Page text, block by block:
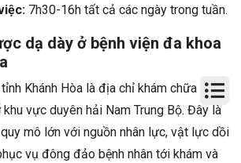
7h30-16h tất cả các ngày trong tuần.
dạ dày ở bệnh viện đa khoa
Khánh Hòa là địa chỉ khám chữa bệnh
vực duyên hải Nam Trung Bộ. Đây là
mô lớn với nguồn nhân lực, vật lực dồi
vụ đông đảo bệnh nhân tới khám và